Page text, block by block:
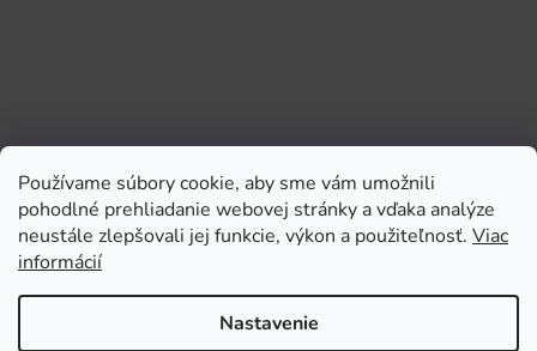
Používame súbory cookie, aby sme vám umožnili
pohodlné prehliadanie webovej stránky a vďaka analýze
neustále zlepšovali jej funkcie, výkon a použiteľnosť. Viac
informácií
Nastavenie
Prijímame online platby